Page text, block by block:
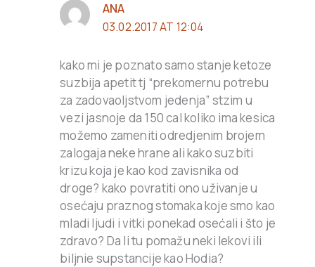
ANA
03.02.2017 AT 12:04
kako mi je poznato samo stanje ketoze
suzbija apetit tj “prekomernu potrebu
za zadovaoljstvom jedenja” stzim u
vezi jasnoje da 150 cal koliko ima kesica
možemo zameniti odredjenim brojem
zalogaja neke hrane ali kako suzbiti
krizu koja je kao kod zavisnika od
droge? kako povratiti ono uživanje u
osećaju praznog stomaka koje smo kao
mladi ljudi i vitki ponekad osećali i što je
zdravo? Da li tu pomažu neki lekovi ili
biljnie supstancije kao Hodia?